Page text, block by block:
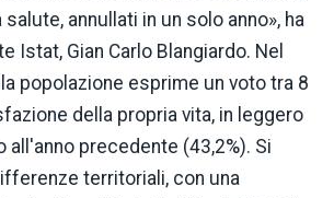
annullati in un solo anno», ha
Istat, Gian Carlo Blangiardo. Nel
popolazione esprime un voto tra 8
della propria vita, in leggero
precedente (43,2%). Si
territoriali, con una